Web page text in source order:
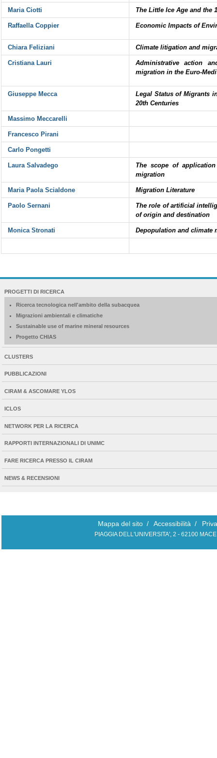
Maria Ciotti The Little Ice Age and the
Raffaella Coppier Economic Impacts of
Chiara Feliziani Climate litigation and
Cristiana Lauri
Administrative action
migration in the Euro-
Giuseppe Mecca
Legal Status of Migrants
20th Centuries
Massimo Meccarelli
Francesco Pirani
Carlo Pongetti
Laura Salvadego
The scope of
migration
Maria Paola Scialdone Migration Literature
Paolo Sernani
The role of artificial
of origin and destination
Monica Stronati Depopulation and climate
EXTENDED
PROGETTI DI RICERCA
Ricerca tecnologica nell'ambito della subacquea
Migrazioni ambientali e climatiche
Sustainable use of marine mineral resources
Progetto CHIAS
CLUSTERS
PUBBLICAZIONI
CIRAM & ASCOMARE YLOS
ICLOS
NETWORK PER LA RICERCA
RAPPORTI INTERNAZIONALI DI UNIMC
FARE RICERCA PRESSO IL CIRAM
NEWS & RECENSIONI
Mappa del sito / Accessibilità /
PIAGGIA DELL'UNIVERSITA', 2 - 62100